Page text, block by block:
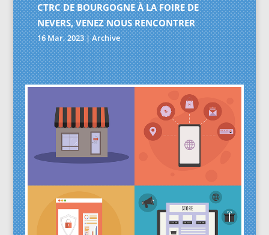
CTRC DE BOURGOGNE À LA FOIRE DE
NEVERS, VENEZ NOUS RENCONTRER
16 Mar, 2023|Archive